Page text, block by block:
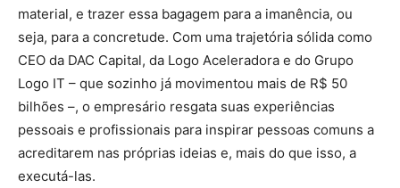
material, e trazer essa bagagem para a imanência, ou
seja, para a concretude. Com uma trajetória sólida como
CEO da DAC Capital, da Logo Aceleradora e do Grupo
Logo IT – que sozinho já movimentou mais de R$ 50
bilhões –, o empresário resgata suas experiências
pessoais e profissionais para inspirar pessoas comuns a
acreditarem nas próprias ideias e, mais do que isso, a
executá-las.